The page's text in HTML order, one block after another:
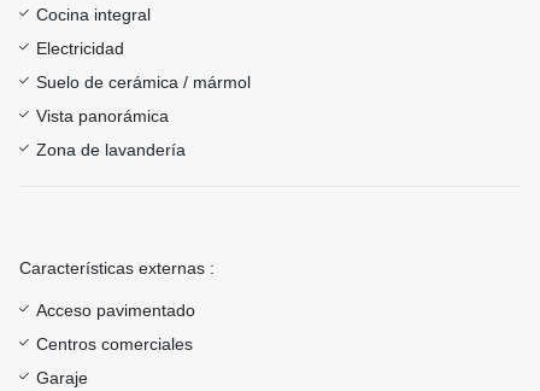
Cocina integral
Electricidad
Suelo de cerámica / mármol
Vista panorámica
Zona de lavandería
Características externas :
Acceso pavimentado
Centros comerciales
Garaje